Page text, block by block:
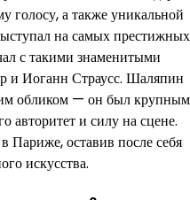
голосу, а также уникальной
на самых престижных
с такими знаменитыми
и Иоганн Страусс. Шаляпин
обликом — он был крупным
авторитет и силу на сцене.
Париже, оставив после себя
искусства.